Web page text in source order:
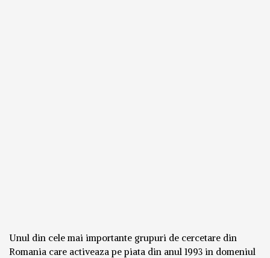
Unul din cele mai importante grupuri de cercetare din
Romania care activeaza pe piata din anul 1993 in domeniul